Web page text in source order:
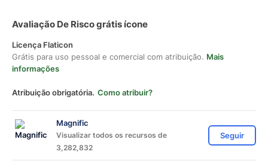
Avaliação De Risco grátis ícone
Licença Flaticon
Grátis para uso pessoal e comercial com atribuição. Mais
informações
Atribuição obrigatória. Como atribuir?
Magnific
Visualizar todos os recursos de
3,282,832
Seguir